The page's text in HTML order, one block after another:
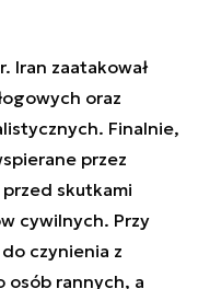
Iran zaatakował
oraz
Finalnie,
przez
przed skutkami
cywilnych. Przy
czynienia z
osób rannych, a